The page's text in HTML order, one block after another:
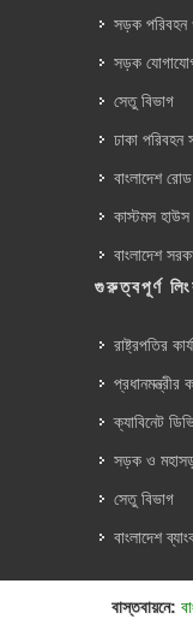
সড়ক পরিবহন
সড়ক
সেতু বিভাগ
ঢাকা পরিবহন
বাংলাদেশ
কাস্টমস হাউস
বাংলাদেশ
গুরুত্বপূর্ণ
রাষ্ট্রপতির
প্রধানমন্ত্রীর
ক্যাবিনেট
সড়ক ও
সেতু বিভাগ
বাংলাদেশ
বাস্তবায়নে: